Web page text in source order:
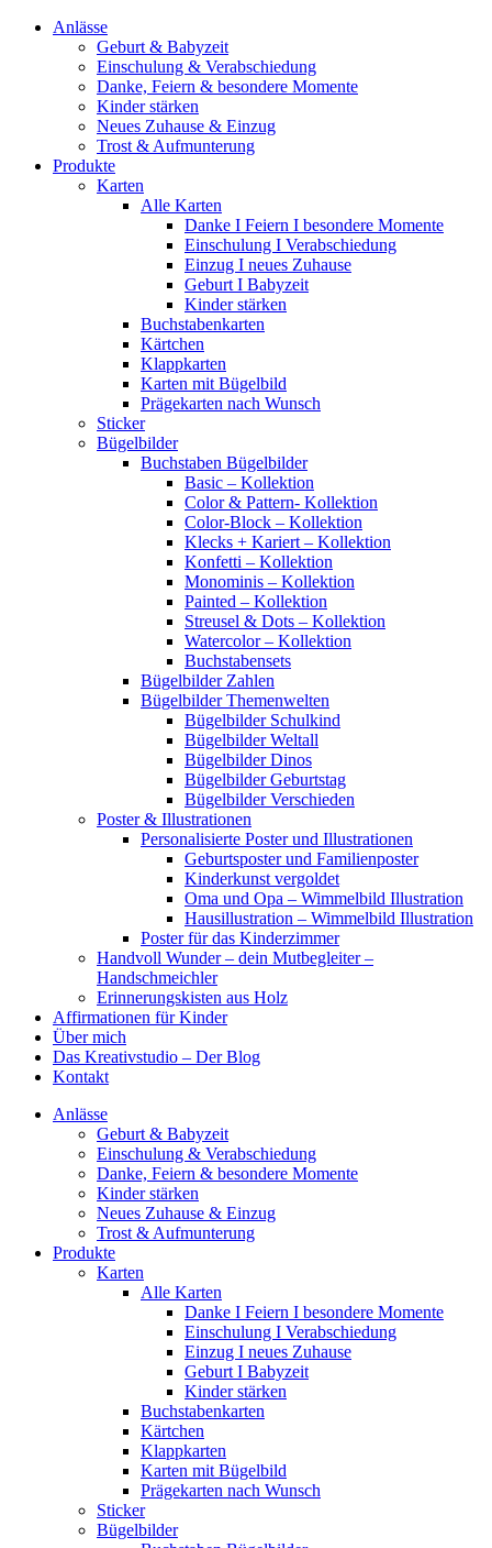
Anlässe
Geburt & Babyzeit
Einschulung & Verabschiedung
Danke, Feiern & besondere Momente
Kinder stärken
Neues Zuhause & Einzug
Trost & Aufmunterung
Produkte
Karten
Alle Karten
Danke I Feiern I besondere Momente
Einschulung I Verabschiedung
Einzug I neues Zuhause
Geburt I Babyzeit
Kinder stärken
Buchstabenkarten
Kärtchen
Klappkarten
Karten mit Bügelbild
Prägekarten nach Wunsch
Sticker
Bügelbilder
Buchstaben Bügelbilder
Basic – Kollektion
Color & Pattern- Kollektion
Color-Block – Kollektion
Klecks + Kariert – Kollektion
Konfetti – Kollektion
Monominis – Kollektion
Painted – Kollektion
Streusel & Dots – Kollektion
Watercolor – Kollektion
Buchstabensets
Bügelbilder Zahlen
Bügelbilder Themenwelten
Bügelbilder Schulkind
Bügelbilder Weltall
Bügelbilder Dinos
Bügelbilder Geburtstag
Bügelbilder Verschieden
Poster & Illustrationen
Personalisierte Poster und Illustrationen
Geburtsposter und Familienposter
Kinderkunst vergoldet
Oma und Opa – Wimmelbild Illustration
Hausillustration – Wimmelbild Illustration
Poster für das Kinderzimmer
Handvoll Wunder – dein Mutbegleiter –
Handschmeichler
Erinnerungskisten aus Holz
Affirmationen für Kinder
Über mich
Das Kreativstudio – Der Blog
Kontakt
Anlässe
Geburt & Babyzeit
Einschulung & Verabschiedung
Danke, Feiern & besondere Momente
Kinder stärken
Neues Zuhause & Einzug
Trost & Aufmunterung
Produkte
Karten
Alle Karten
Danke I Feiern I besondere Momente
Einschulung I Verabschiedung
Einzug I neues Zuhause
Geburt I Babyzeit
Kinder stärken
Buchstabenkarten
Kärtchen
Klappkarten
Karten mit Bügelbild
Prägekarten nach Wunsch
Sticker
Bügelbilder